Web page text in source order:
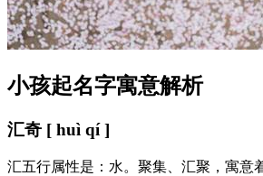
小孩起名字寓意解析
汇奇 [ huì qí ]
汇五行属性是：水。聚集、汇聚，寓意